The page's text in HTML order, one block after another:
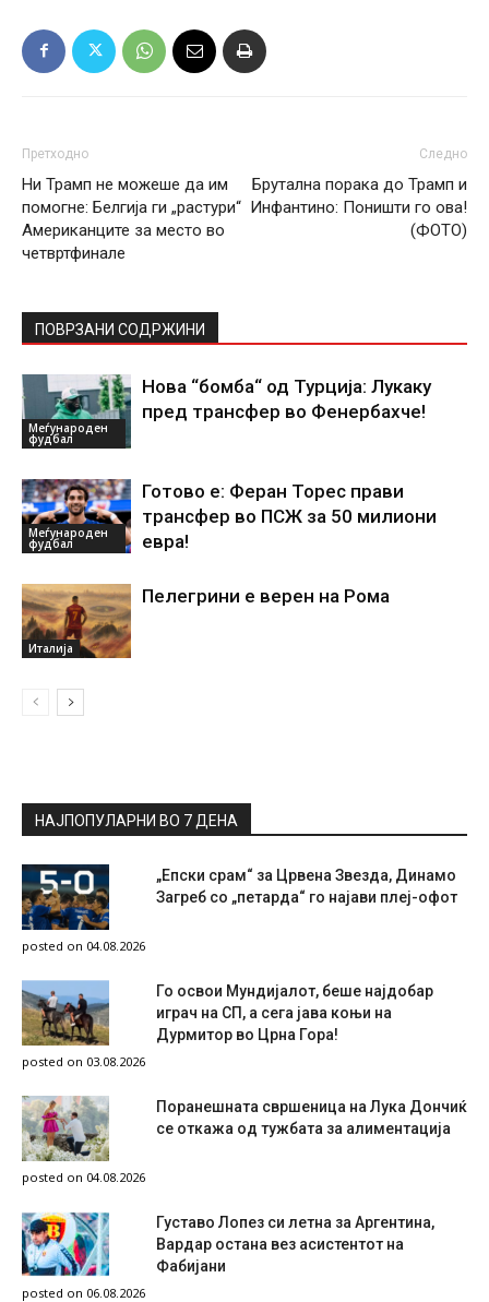
Претходно
Ни Трамп не можеше да им
помогне: Белгија ги „растури“
Американците за место во
четвртфинале
Следно
Брутална порака до Трамп и
Инфантино: Поништи го ова!
(ФОТО)
ПОВРЗАНИ СОДРЖИНИ
Меѓународен
фудбал
Нова “бомба“ од Турција: Лукаку
пред трансфер во Фенербахче!
Меѓународен
фудбал
Готово е: Феран Торес прави
трансфер во ПСЖ за 50 милиони
евра!
Италија
Пелегрини е верен на Рома
НАЈПОПУЛАРНИ ВО 7 ДЕНА
„Епски срам“ за Црвена Звезда, Динамо
Загреб со „петарда“ го најави плеј-офот
posted on 04.08.2026
Го освои Мундијалот, беше најдобар
играч на СП, а сега јава коњи на
Дурмитор во Црна Гора!
posted on 03.08.2026
Поранешната свршеница на Лука Дончиќ
се откажа од тужбата за алиментација
posted on 04.08.2026
Густаво Лопез си летна за Аргентина,
Вардар остана вез асистентот на
Фабијани
posted on 06.08.2026